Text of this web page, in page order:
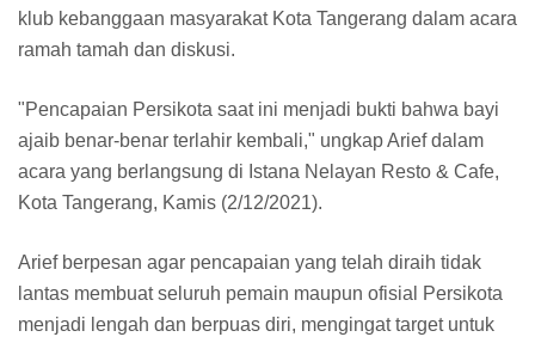
klub kebanggaan masyarakat Kota Tangerang dalam acara
ramah tamah dan diskusi.
"Pencapaian Persikota saat ini menjadi bukti bahwa bayi
ajaib benar-benar terlahir kembali," ungkap Arief dalam
acara yang berlangsung di Istana Nelayan Resto & Cafe,
Kota Tangerang, Kamis (2/12/2021).
Arief berpesan agar pencapaian yang telah diraih tidak
lantas membuat seluruh pemain maupun ofisial Persikota
menjadi lengah dan berpuas diri, mengingat target untuk